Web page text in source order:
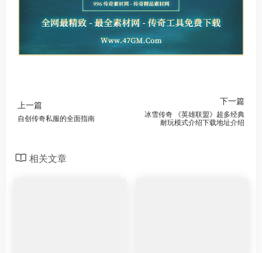
上一篇
自创传奇私服的全面指南
下一篇
冰雪传奇 《英雄联盟》超多经典
耐玩模式介绍下载地址介绍
相关文章